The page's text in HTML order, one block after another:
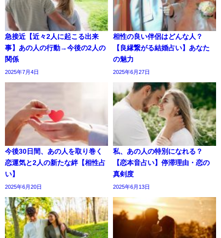
急接近【近々2人に起こる出来
事】あの人の行動→今後の2人の
関係
2025年7月4日
相性の良い伴侶はどんな人？
【良縁繋がる結婚占い】あなた
の魅力
2025年6月27日
今後30日間、あの人を取り巻く
恋運気と2人の新たな絆【相性占
い】
2025年6月20日
私、あの人の特別になれる？
【恋本音占い】停滞理由・恋の
真剣度
2025年6月13日